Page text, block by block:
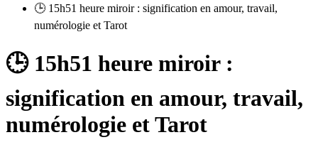
🕒 15h51 heure miroir : signification en amour, travail,
numérologie et Tarot
🕒 15h51 heure miroir :
signification en amour, travail,
numérologie et Tarot